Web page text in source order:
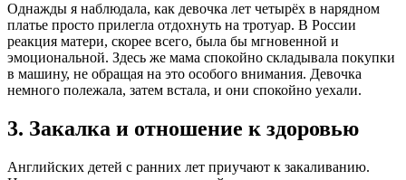
Однажды я наблюдала, как девочка лет четырёх в нарядном
платье просто прилегла отдохнуть на тротуар. В России
реакция матери, скорее всего, была бы мгновенной и
эмоциональной. Здесь же мама спокойно складывала покупки
в машину, не обращая на это особого внимания. Девочка
немного полежала, затем встала, и они спокойно уехали.
3. Закалка и отношение к здоровью
Английских детей с ранних лет приучают к закаливанию.